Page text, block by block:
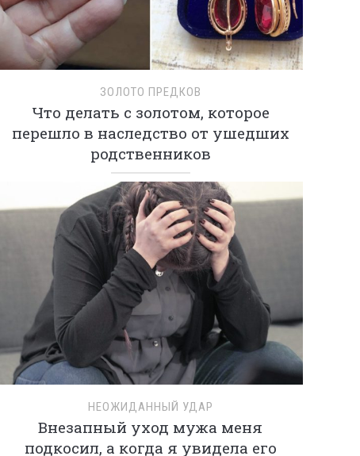
ЗОЛОТО ПРЕДКОВ
Что делать с золотом, которое
перешло в наследство от ушедших
родственников
НЕОЖИДАННЫЙ УДАР
Внезапный уход мужа меня
подкосил, а когда я увидела его